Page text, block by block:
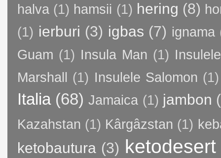
halva (1) hamsii (1) hering (8)
(1) ierburi (3) igbas (7) ignama
Guam (1) Insula Man (1)
Marshall
(1) Insulele Salomon (1)
Italia (68) Jamaica (1) jambon
Kazahstan (1) Kârgâzstan (1)
ketobautura (3) ketodesert